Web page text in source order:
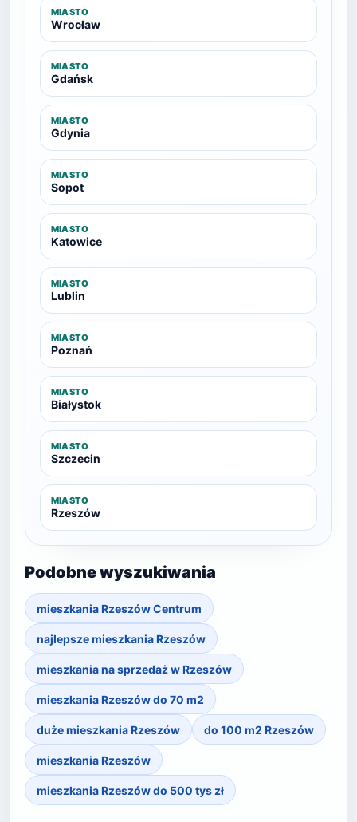
MIASTO
Wrocław
MIASTO
Gdańsk
MIASTO
Gdynia
MIASTO
Sopot
MIASTO
Katowice
MIASTO
Lublin
MIASTO
Poznań
MIASTO
Białystok
MIASTO
Szczecin
MIASTO
Rzeszów
Podobne wyszukiwania
mieszkania Rzeszów Centrum
najlepsze mieszkania Rzeszów
mieszkania na sprzedaż w Rzeszów
mieszkania Rzeszów do 70 m2
duże mieszkania Rzeszów do 100 m2 Rzeszów
mieszkania Rzeszów
mieszkania Rzeszów do 500 tys zł